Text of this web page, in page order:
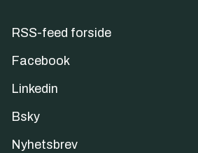
RSS-feed forside
Facebook
Linkedin
Bsky
Nyhetsbrev